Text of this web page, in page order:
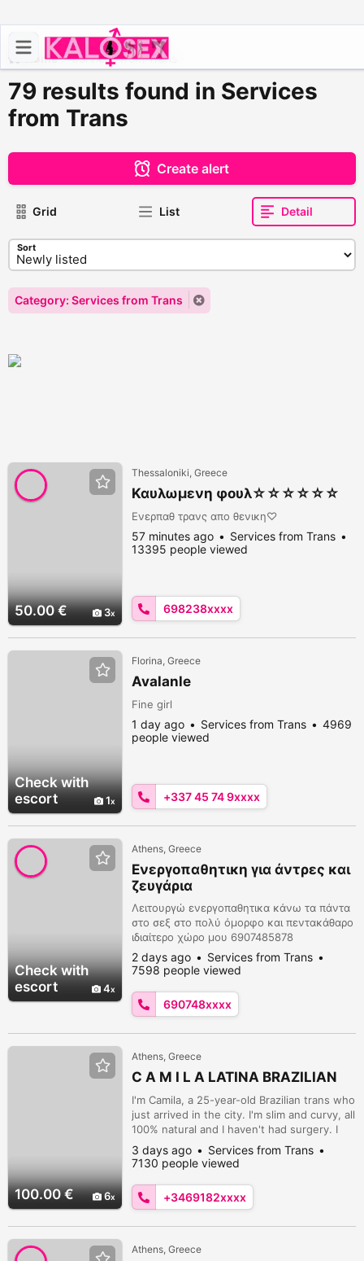
Home >Services from Trans
79 results found in Services
from Trans
Create alert
Grid List Detail
Sort
Category: Services from Trans
50.00 € 3
Thessaloniki, Greece
Καυλωμενη φουλ☆☆☆☆☆☆
Ενερπαθ τρανς απο θενικη♡
57 minutes ago
Services from Trans
13395 people viewed
698238xxxx
Check with
escort
1
Florina, Greece
Avalanle
Fine girl
1 day ago Services from Trans
4969
people viewed
+337 45 74 9xxxx
Check with
escort
4
Athens, Greece
Ενεργοπαθητικη για άντρες και
ζευγάρια
Λειτουργώ ενεργοπαθητικα κάνω τα πάντα
στο σεξ στο πολύ όμορφο και πεντακάθαρο
ιδιαίτερο χώρο μου 6907485878
2 days ago
Services from Trans
7598 people viewed
690748xxxx
100.00 € 6
Athens, Greece
C A M I L A LATINA BRAZILIAN
I'm Camila, a 25-year-old Brazilian trans who
just arrived in the city. I'm slim and curvy, all
100% natural and I haven't had surgery. I
adapt to everything without a problem, I'm
open-minded. Write me on WhatsApp to
find out more about me.
3 days ago
Services from Trans
7130 people viewed
+3469182xxxx
Athens, Greece